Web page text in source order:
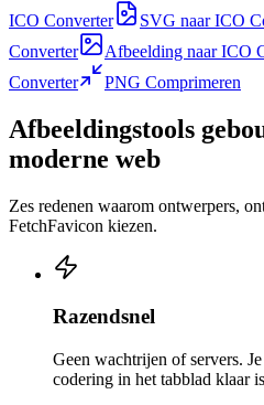
ICO Converter
SVG naar ICO
Converter
Afbeelding naar ICO
Converter
PNG Comprimeren
Afbeeldingstools
moderne web
Zes redenen waarom ontwerpers,
FetchFavicon kiezen.
Razendsnel
Geen wachtrijen of servers.
codering in het tabblad klaar